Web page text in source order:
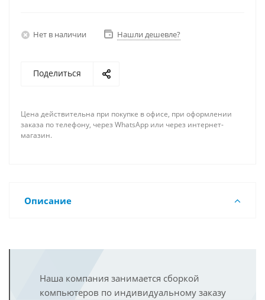
Нет в наличии Нашли дешевле?
Поделиться
Цена действительна при покупке в офисе, при оформлении
заказа по телефону, через WhatsApp или через интернет-
магазин.
Описание
Наша компания занимается сборкой
компьютеров по индивидуальному заказу